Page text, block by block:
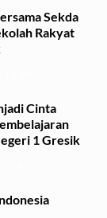
Sekda
Rakyat
Cinta
1 Gresik